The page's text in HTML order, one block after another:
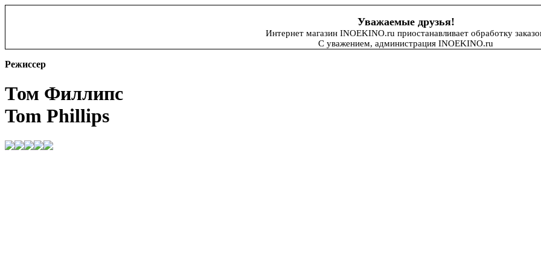
Уважаемые друзья!
Интернет магазин INOEKINO.ru приостанавливает обработку
С уважением, администрация INOEKINO.ru
Режиссер
Том Филлипс
Tom Phillips